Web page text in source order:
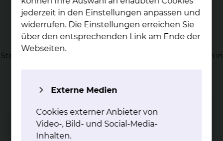
Im­mun­his­to­lo­gie
Standardisierte Visualisierung der Lokalisation von Proteinen in
therapeutisch relevanter Zielstrukturen.
jederzeit in den Einstellungen anpassen und
widerrufen. Die Einstellungen erreichen Sie
über den entsprechenden Link am Ende der
Webseiten.
Externe Medien
Cookies externer Anbieter von
Video-, Bild- und Social-Media-
Inhalten.